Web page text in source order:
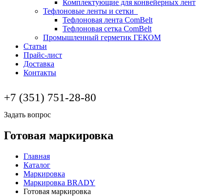
Комплектующие для конвейерных лент
Тефлоновые ленты и сетки
Тефлоновая лента ComBelt
Тефлоновая сетка ComBelt
Промышленный герметик ГЕКОМ
Статьи
Прайс-лист
Доставка
Контакты
+7 (351) 751-28-80
Задать вопрос
Готовая маркировка
Главная
Каталог
Маркировка
Маркировка BRADY
Готовая маркировка